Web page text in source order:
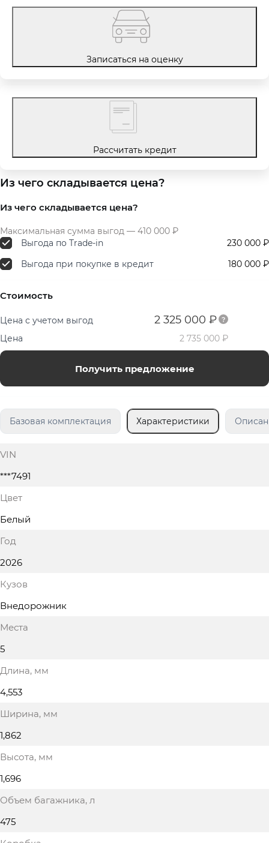
Записаться на оценку
Рассчитать кредит
Из чего складывается цена?
Из чего складывается цена?
Максимальная сумма выгод — 410 000 ₽
Выгода по Trade-in
230 000 ₽
Выгода при покупке в кредит
180 000 ₽
Стоимость
Цена с учетом выгод 2 325 000 ₽
Цена 2 735 000 ₽
Получить предложение
Базовая комплектация Характеристики
VIN
***7491
Цвет
Белый
Год
2026
Кузов
Внедорожник
Места
5
Длина, мм
4,553
Ширина, мм
1,862
Высота, мм
1,696
Объем багажника, л
475